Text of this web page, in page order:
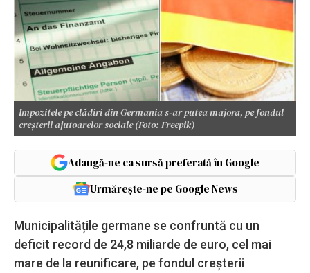
Impozitele pe clădiri din Germania s-ar putea majora, pe fondul
creșterii ajutoarelor sociale (Foto: Freepik)
Adaugă-ne ca sursă preferată în Google
Urmărește-ne pe Google News
Municipalitățile germane se confruntă cu un
deficit record de 24,8 miliarde de euro, cel mai
mare de la reunificare, pe fondul creșterii